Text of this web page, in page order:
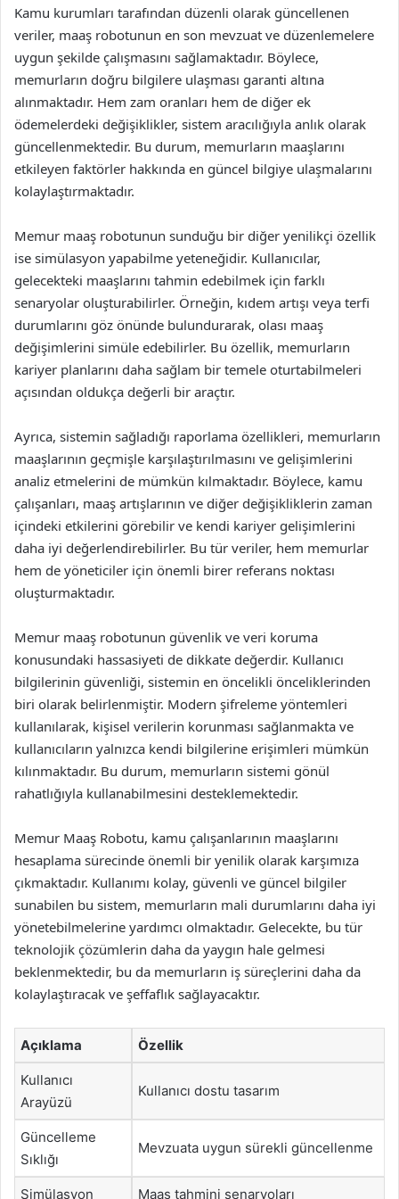
Kamu kurumları tarafından düzenli olarak güncellenen
veriler, maaş robotunun en son mevzuat ve düzenlemelere
uygun şekilde çalışmasını sağlamaktadır. Böylece,
memurların doğru bilgilere ulaşması garanti altına
alınmaktadır. Hem zam oranları hem de diğer ek
ödemelerdeki değişiklikler, sistem aracılığıyla anlık olarak
güncellenmektedir. Bu durum, memurların maaşlarını
etkileyen faktörler hakkında en güncel bilgiye ulaşmalarını
kolaylaştırmaktadır.
Memur maaş robotunun sunduğu bir diğer yenilikçi özellik
ise simülasyon yapabilme yeteneğidir. Kullanıcılar,
gelecekteki maaşlarını tahmin edebilmek için farklı
senaryolar oluşturabilirler. Örneğin, kıdem artışı veya terfi
durumlarını göz önünde bulundurarak, olası maaş
değişimlerini simüle edebilirler. Bu özellik, memurların
kariyer planlarını daha sağlam bir temele oturtabilmeleri
açısından oldukça değerli bir araçtır.
Ayrıca, sistemin sağladığı raporlama özellikleri, memurların
maaşlarının geçmişle karşılaştırılmasını ve gelişimlerini
analiz etmelerini de mümkün kılmaktadır. Böylece, kamu
çalışanları, maaş artışlarının ve diğer değişikliklerin zaman
içindeki etkilerini görebilir ve kendi kariyer gelişimlerini
daha iyi değerlendirebilirler. Bu tür veriler, hem memurlar
hem de yöneticiler için önemli birer referans noktası
oluşturmaktadır.
Memur maaş robotunun güvenlik ve veri koruma
konusundaki hassasiyeti de dikkate değerdir. Kullanıcı
bilgilerinin güvenliği, sistemin en öncelikli önceliklerinden
biri olarak belirlenmiştir. Modern şifreleme yöntemleri
kullanılarak, kişisel verilerin korunması sağlanmakta ve
kullanıcıların yalnızca kendi bilgilerine erişimleri mümkün
kılınmaktadır. Bu durum, memurların sistemi gönül
rahatlığıyla kullanabilmesini desteklemektedir.
Memur Maaş Robotu, kamu çalışanlarının maaşlarını
hesaplama sürecinde önemli bir yenilik olarak karşımıza
çıkmaktadır. Kullanımı kolay, güvenli ve güncel bilgiler
sunabilen bu sistem, memurların mali durumlarını daha iyi
yönetebilmelerine yardımcı olmaktadır. Gelecekte, bu tür
teknolojik çözümlerin daha da yaygın hale gelmesi
beklenmektedir, bu da memurların iş süreçlerini daha da
kolaylaştıracak ve şeffaflık sağlayacaktır.
Açıklama Özellik
Kullanıcı
Arayüzü
Kullanıcı dostu tasarım
Güncelleme
Sıklığı
Mevzuata uygun sürekli güncellenme
Simülasyon Maaş tahmini senaryoları